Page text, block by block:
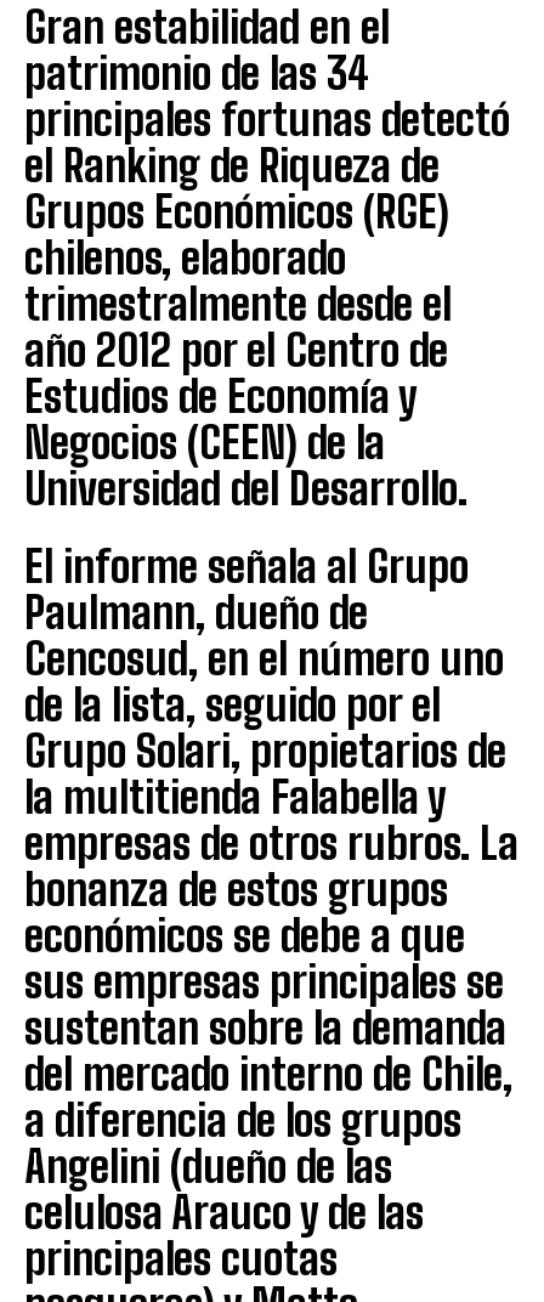
Gran estabilidad en el
patrimonio de las 34
principales fortunas detectó
el Ranking de Riqueza de
Grupos Económicos (RGE)
chilenos, elaborado
trimestralmente desde el
año 2012 por el Centro de
Estudios de Economía y
Negocios (CEEN) de la
Universidad del Desarrollo.
El informe señala al Grupo
Paulmann, dueño de
Cencosud, en el número uno
de la lista, seguido por el
Grupo Solari, propietarios de
la multitienda Falabella y
empresas de otros rubros. La
bonanza de estos grupos
económicos se debe a que
sus empresas principales se
sustentan sobre la demanda
del mercado interno de Chile,
a diferencia de los grupos
Angelini (dueño de las
celulosa Arauco y de las
principales cuotas